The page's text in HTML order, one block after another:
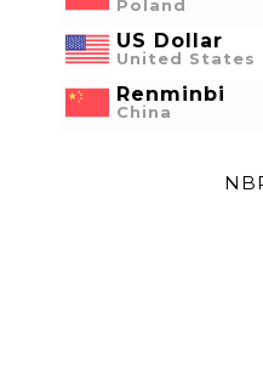
Poland
US Dollar
United States
Renminbi
China